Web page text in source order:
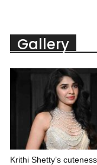
Gallery
Krithi Shetty’s cuteness